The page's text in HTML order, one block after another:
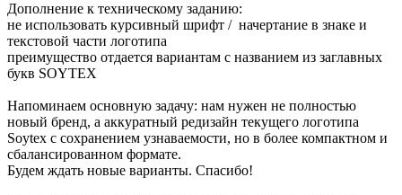
Дополнение к техническому заданию:
не использовать курсивный шрифт / начертание в знаке и
текстовой части логотипа
преимущество отдается вариантам с названием из заглавных
букв SOYTEX
Напоминаем основную задачу: нам нужен не полностью
новый бренд, а аккуратный редизайн текущего логотипа
Soytex с сохранением узнаваемости, но в более компактном и
сбалансированном формате.
Будем ждать новые варианты. Спасибо!